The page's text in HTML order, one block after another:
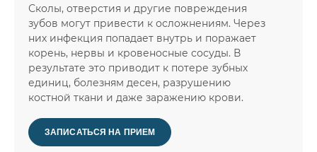
Сколы, отверстия и другие повреждения
зубов могут привести к осложнениям. Через
них инфекция попадает внутрь и поражает
корень, нервы и кровеносные сосуды. В
результате это приводит к потере зубных
единиц, болезням десен, разрушению
костной ткани и даже заражению крови.
ЗАПИСАТЬСЯ НА ПРИЕМ